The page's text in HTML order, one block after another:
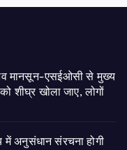
मानसून-एसईओसी से मुख्य
शीघ्र खोला जाए, लोगों
में अनुसंधान संरचना होगी